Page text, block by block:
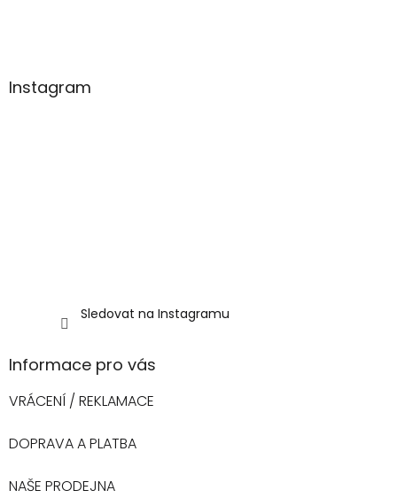
Instagram
Sledovat na Instagramu
Informace pro vás
VRÁCENÍ / REKLAMACE
DOPRAVA A PLATBA
NAŠE PRODEJNA